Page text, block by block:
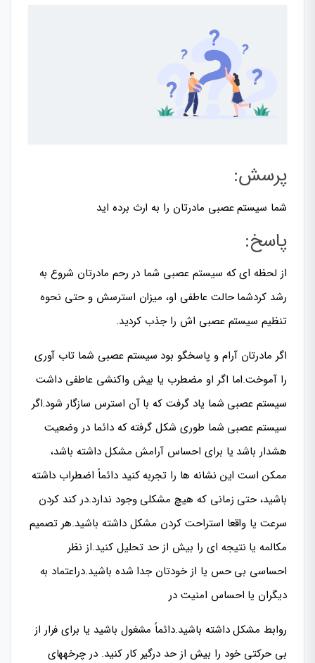
پرسش:
شما سیستم عصبی مادرتان را به ارث برده اید
پاسخ:
از لحظه ای که سیستم عصبی شما در رحم مادرتان شروع به
رشد کردشما حالت عاطفی او، میزان استرسش و حتى نحوه
تنظیم سیستم عصبی اش را جذب کردید.
اگر مادرتان آرام و پاسخگو بود سیستم عصبی شما تاب آوری
را آموخت.اما اگر او مضطرب يا بيش واکنشی عاطفی داشت
سیستم عصبی شما یاد گرفت که با آن استرس سازگار شود.اگر
سیستم عصبى شما طوری شکل گرفته که دائما در وضعیت
هشدار باشد یا برای احساس آرامش مشکل داشته باشد،
ممکن است این نشانه ها را تجربه کنید دائماً اضطراب داشته
باشید، حتی زمانی که هیچ مشکلی وجود ندارد.در کند کردن
سرعت یا واقعا استراحت کردن مشکل داشته باشید.هر تصميم
مكالمه يا نتیجه ای را بیش از حد تحلیل کنید.از نظر
احساسی بی حس یا از خودتان جدا شده باشید.دراعتماد به
دیگران یا احساس امنیت در
روابط مشکل داشته باشید.دائماً مشغول باشید یا برای فرار از
بی حرکتی خود را بیش از حد درگیر کار کنید. در چرخههای